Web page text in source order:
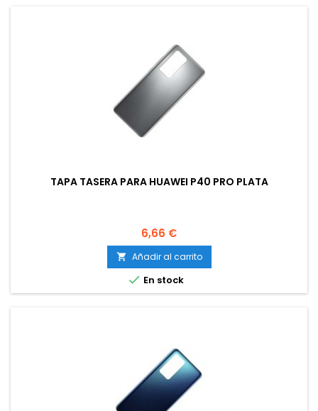
TAPA TASERA PARA HUAWEI P40 PRO PLATA
Precio
6,66 €
 Añadir al carrito
 En stock